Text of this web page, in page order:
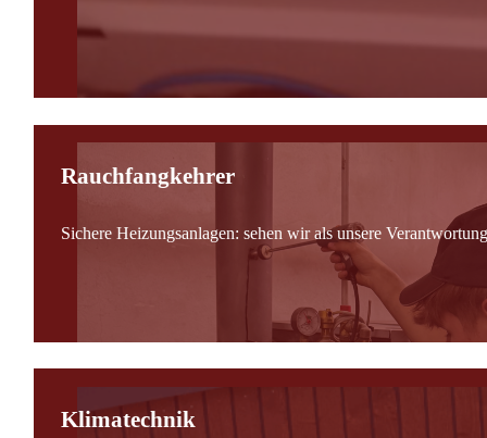
Rauchfangkehrer
Sichere Heizungsanlagen: sehen wir als unsere
Klimatechnik